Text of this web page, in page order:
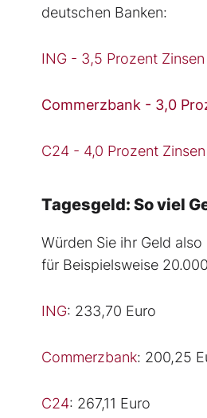
deutschen Banken:
ING - 3,5 Prozent
Commerzbank - 3,0
C24 - 4,0 Prozent
Tagesgeld: So viel
Würden Sie ihr Geld
für Beispielsweise
ING: 233,70 Euro
Commerzbank: 200,25
C24: 267,11 Euro